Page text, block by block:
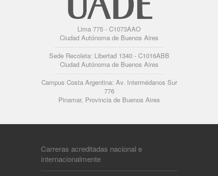
Lima 775 - C1073AAO
Ciudad Autónoma de Buenos Aires
Sede Recoleta: Libertad 1340 - C1016ABB
Ciudad Autónoma de Buenos Aires
Campus Costa Argentina: Av. Intermédanos Sur
776
Pinamar, Provincia de Buenos Aires
Carreras acreditadas nacional e
internacionalmente